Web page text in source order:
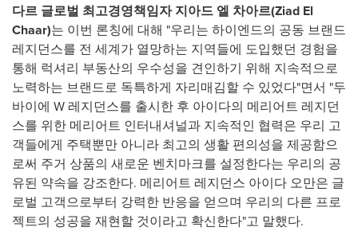
다르 글로벌 최고경영책임자 지아드 엘 차아르(Ziad El
Chaar)는 이번 론칭에 대해 "우리는 하이엔드의 공동 브랜드
레지던스를 전 세계가 열망하는 지역들에 도입했던 경험을
통해 럭셔리 부동산의 우수성을 견인하기 위해 지속적으로
노력하는 브랜드로 독특하게 자리매김할 수 있었다"면서 "두
바이에 W 레지던스를 출시한 후 아이다의 메리어트 레지던
스를 위한 메리어트 인터내셔널과 지속적인 협력은 우리 고
객들에게 주택뿐만 아니라 최고의 생활 편의성을 제공함으
로써 주거 상품의 새로운 벤치마크를 설정한다는 우리의 공
유된 약속을 강조한다. 메리어트 레지던스 아이다 오만은 글
로벌 고객으로부터 강력한 반응을 얻으며 우리의 다른 프로
젝트의 성공을 재현할 것이라고 확신한다"고 말했다.